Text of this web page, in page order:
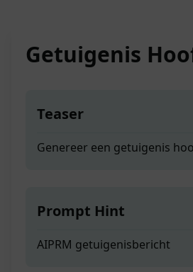
Getuigenis
Teaser
Genereer een getuigenis
Prompt Hint
AIPRM getuigenisbericht